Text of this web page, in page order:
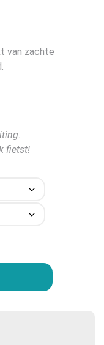
van zachte
fietst!